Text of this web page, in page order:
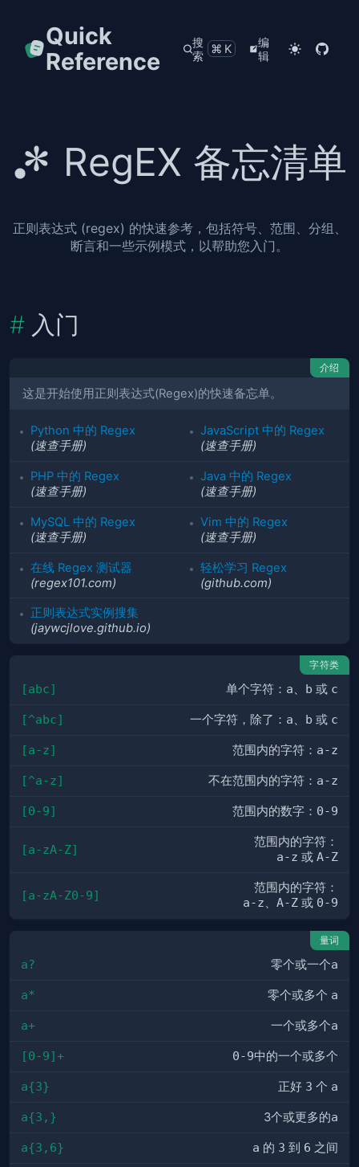
Quick
Reference
搜
索
⌘K
编
辑
RegEX 备忘清单
正则表达式 (regex) 的快速参考，包括符号、范围、分组、
断言和一些示例模式，以帮助您入门。
入门
介绍
这是开始使用正则表达式(Regex)的快速备忘单。
Python 中的 Regex
(速查手册)
JavaScript 中的 Regex
(速查手册)
PHP 中的 Regex
(速查手册)
Java 中的 Regex
(速查手册)
MySQL 中的 Regex
(速查手册)
Vim 中的 Regex
(速查手册)
在线 Regex 测试器
(regex101.com)
轻松学习 Regex
(github.com)
正则表达式实例搜集
(jaywcjlove.github.io)
字符类
[abc] 单个字符： a、 b 或 c
[^abc] 一个字符，除了： a、 b 或 c
[a-z] 范围内的字符： a-z
[^a-z] 不在范围内的字符： a-z
[0-9] 范围内的数字： 0-9
[a-zA-Z]
范围内的字符：
a-z 或 A-Z
[a-zA-Z0-9]
范围内的字符：
a-z、 A-Z 或 0-9
量词
a? 零个或一个a
a* 零个或多个 a
a+ 一个或多个a
[0-9]+ 0-9中的一个或多个
a{3} 正好 3 个 a
a{3,} 3个或更多的a
a{3,6} a 的 3 到 6 之间